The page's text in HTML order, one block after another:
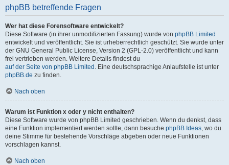
phpBB betreffende Fragen
Wer hat diese Forensoftware entwickelt?
Diese Software (in ihrer unmodifizierten Fassung) wurde von phpBB Limited
entwickelt und veröffentlicht. Sie ist urheberrechtlich geschützt. Sie wurde unter
der GNU General Public License, Version 2 (GPL-2.0) veröffentlicht und kann
frei vertrieben werden. Weitere Details findest du
auf der Seite von phpBB Limited . Eine deutschsprachige Anlaufstelle ist unter
phpBB.de zu finden.
Nach oben
Warum ist Funktion x oder y nicht enthalten?
Diese Software wurde von phpBB Limited geschrieben. Wenn du denkst, dass
eine Funktion implementiert werden sollte, dann besuche phpBB Ideas, wo du
deine Stimme für bestehende Vorschläge abgeben oder neue Funktionen
vorschlagen kannst.
Nach oben